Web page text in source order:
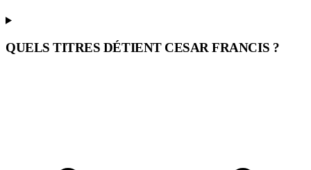
QUELS TITRES DÉTIENT CESAR FRANCIS ?